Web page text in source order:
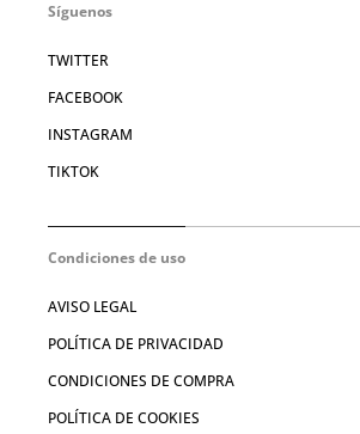
Síguenos
TWITTER
FACEBOOK
INSTAGRAM
TIKTOK
Condiciones de uso
AVISO LEGAL
POLÍTICA DE PRIVACIDAD
CONDICIONES DE COMPRA
POLÍTICA DE COOKIES